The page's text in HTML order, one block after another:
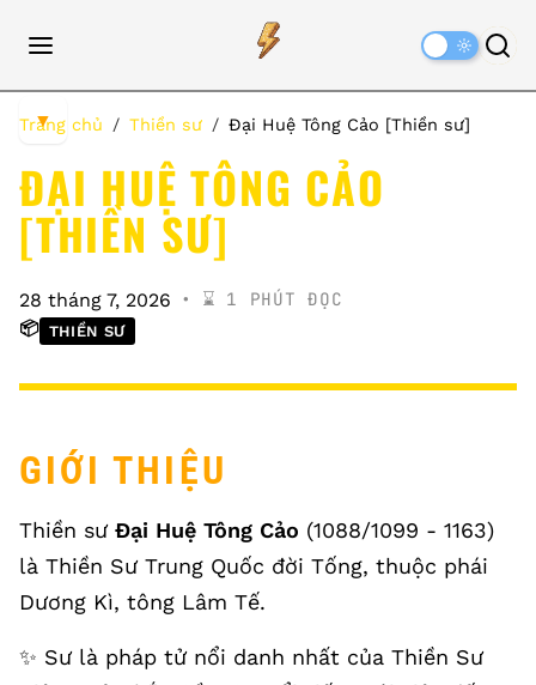
Trang chủ Thiền sư Đại Huệ Tông Cảo [Thiền sư]
ĐẠI HUỆ TÔNG CẢO
[THIỀN SƯ]
28 tháng 7, 2026 ⌛️ 1 PHÚT ĐỌC
📦 THIỀN SƯ
GIỚI THIỆU
Thiền sư Đại Huệ Tông Cảo (1088/1099 - 1163)
là Thiền Sư Trung Quốc đời Tống, thuộc phái
Dương Kì, tông Lâm Tế.
✨️ Sư là pháp tử nổi danh nhất của Thiền Sư
▼